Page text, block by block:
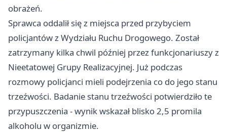
obrażeń.
Sprawca oddalił się z miejsca przed przybyciem
policjantów z Wydziału Ruchu Drogowego. Został
zatrzymany kilka chwil później przez funkcjonariuszy z
Nieetatowej Grupy Realizacyjnej. Już podczas
rozmowy policjanci mieli podejrzenia co do jego stanu
trzeźwości. Badanie stanu trzeźwości potwierdziło te
przypuszczenia - wynik wskazał blisko 2,5 promila
alkoholu w organizmie.